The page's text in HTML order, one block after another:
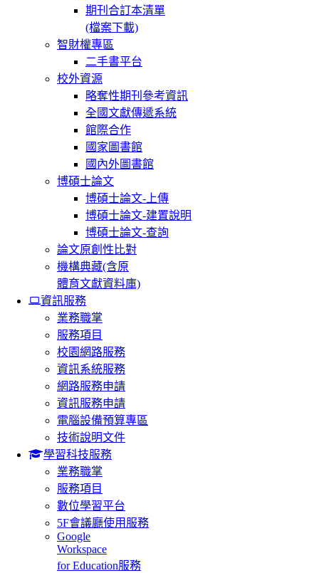
期刊合訂本清單
(檔案下載)
智財權專區
二手書平台
校外資源
略奪性期刊參考資訊
全國文獻傳遞系統
館際合作
國家圖書館
國內外圖書館
博碩士論文
博碩士論文-上傳
博碩士論文-建置說明
博碩士論文-查詢
論文原創性比對
機構典藏(含原
體育文獻資料庫)
資訊服務
業務職掌
服務項目
校園網路服務
資訊系統服務
網路服務申請
資訊服務申請
電腦設備預算專區
技術說明文件
學習科技服務
業務職掌
服務項目
數位學習平台
5F會議廳使用服務
Google
Workspace
for Education服務